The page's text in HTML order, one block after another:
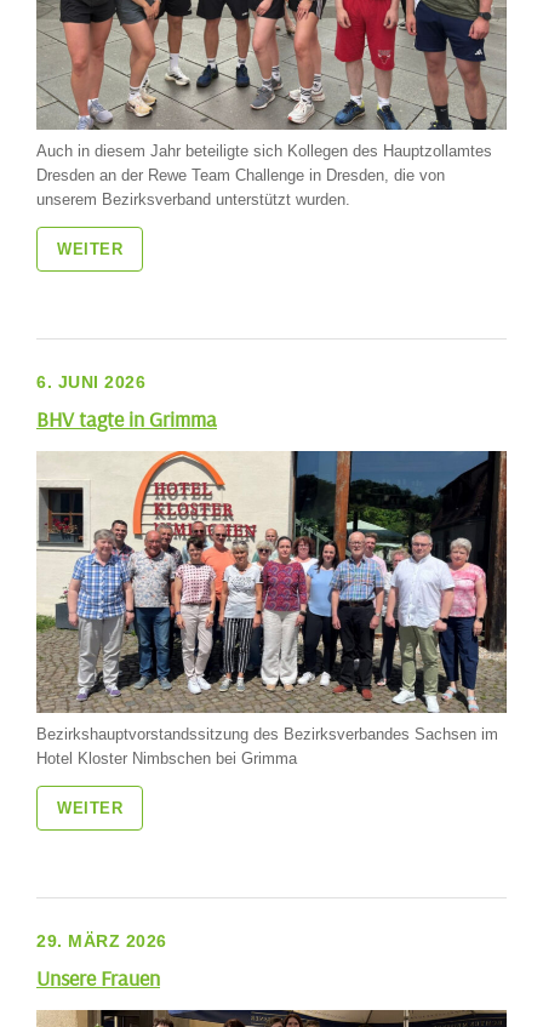
Auch in diesem Jahr beteiligte sich Kollegen des Hauptzollamtes
Dresden an der Rewe Team Challenge in Dresden, die von
unserem Bezirksverband unterstützt wurden.
WEITER
6. JUNI 2026
BHV tagte in Grimma
Bezirkshauptvorstandssitzung des Bezirksverbandes Sachsen im
Hotel Kloster Nimbschen bei Grimma
WEITER
29. MÄRZ 2026
Unsere Frauen